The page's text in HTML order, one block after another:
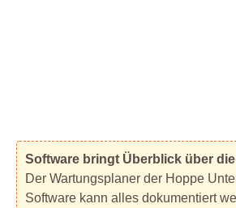
Software bringt Überblick über
Der Wartungsplaner der Hoppe
Software kann alles dokumentiert